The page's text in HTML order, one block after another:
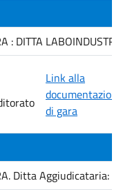
: DITTA LABOINDUSTRIA
Link alla
documentazione
di gara
Ditta Aggiudicataria: